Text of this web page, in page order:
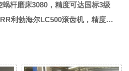
蜗杆磨床3080，精度可达国标3级
勃海尔LC500滚齿机，精度可达国标3级